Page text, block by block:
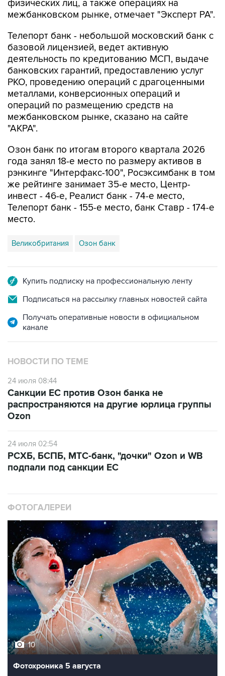
Телепорт банк - небольшой московский банк с
деятельность по кредитованию МСП, выдаче
банковских гарантий, предоставлению услуг
РКО, проведению операций с драгоценными
металлами, конверсионных операций и
операций по размещению средств на
межбанковском рынке, сказано на сайте
"АКРА".
Озон банк по итогам второго квартала 2026
рэнкинге "Интерфакс-100", Росэксимбанк в том
же рейтинге занимает 35-е место, Центр-
инвест - 46-е, Реалист банк - 74-е место,
Телепорт банк - 155-е место, банк Ставр - 174-е
место.
Великобритания
Подписаться на рассылку главных новостей сайта
Получать оперативные новости в официальном
НОВОСТИ ПО ТЕМЕ
24 июля 08:44
распространяются на другие юрлица группы
Ozon
подпали под санкции ЕС
10
Фотохроника 5 августа